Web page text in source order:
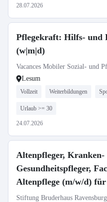
28.07.2026
Pflegekraft: Hilfs- und
(w|m|d)
Vacances Mobiler Sozial- und
Lesum
Vollzeit Weiterbildungen
Urlaub >= 30
24.07.2026
Altenpfleger, Kranken-
Gesundheitspfleger,
Altenpflege (m/w/d) für
Häuser in Ravensburg
Stiftung Bruderhaus Ravensburg